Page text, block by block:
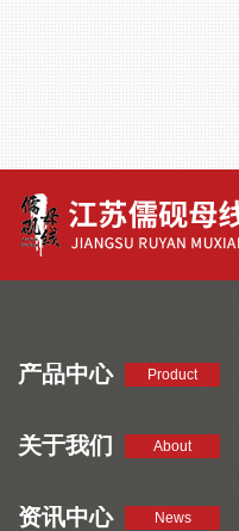
产品中心 Product
关于我们 About
资讯中心 News